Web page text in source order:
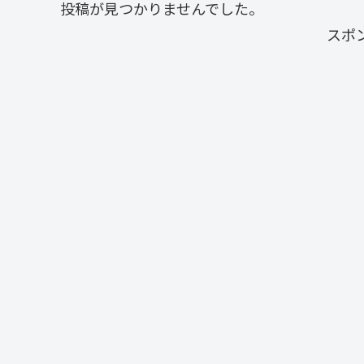
投稿が見つかりませんでした。
スポ